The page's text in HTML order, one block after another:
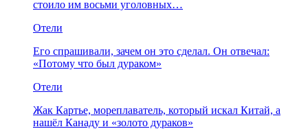
стоило им восьми уголовных…
Отели
Его спрашивали, зачем он это сделал. Он отвечал:
«Потому что был дураком»
Отели
Жак Картье, мореплаватель, который искал Китай, а
нашёл Канаду и «золото дураков»